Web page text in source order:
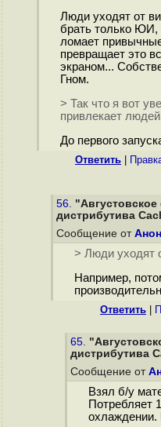
Люди уходят от
брать только ЮИ,
ломает
превращает это
экраном...
Гном.
> Так что я вот
привлекает
До первого
Ответить
56.
дистрибутива
Сообщение от
> Люди уходят
Например,
Ответить
65.
дистрибутива
Сообщение от
Взял б/у
Потребляет
охлаждении.